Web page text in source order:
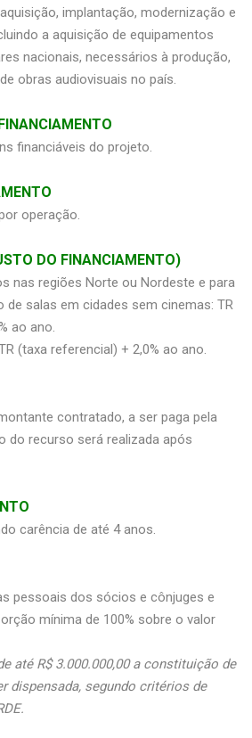
implantação, modernização e
a aquisição de equipamentos
nacionais, necessários à produção,
obras audiovisuais no país.
financiáveis do projeto.
operação.
DO FINANCIAMENTO)
nas regiões Norte ou Nordeste e para
salas em cidades sem cinemas: TR
ao ano.
(taxa referencial) + 2,0% ao ano.
contratado, a ser paga pela
do recurso será realizada após
carência de até 4 anos.
pessoais dos sócios e cônjuges e
mínima de 100% sobre o valor
até R$ 3.000.000,00 a constituição de
dispensada, segundo critérios de